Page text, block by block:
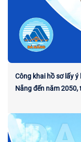
Công khai hồ sơ lấy
Nẵng đến năm